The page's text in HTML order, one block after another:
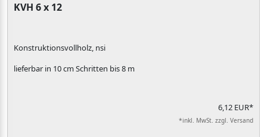
KVH 6 x 12
Konstruktionsvollholz, nsi
lieferbar in 10 cm Schritten bis 8 m
6,12 EUR*
*inkl. MwSt. zzgl. Versand